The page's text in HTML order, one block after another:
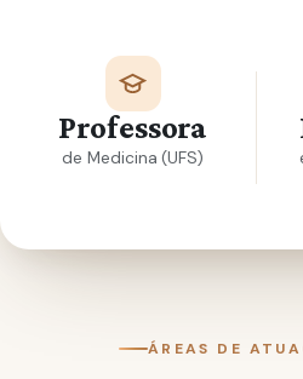
Professora
de Medicina (UFS)
ÁREAS DE